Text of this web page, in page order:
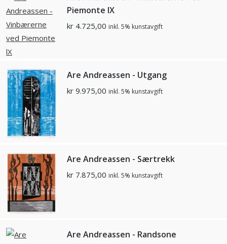
Piemonte lX
kr 4.725,00 inkl. 5% kunstavgift
Are Andreassen - Utgang
kr 9.975,00 inkl. 5% kunstavgift
Are Andreassen - Særtrekk
kr 7.875,00 inkl. 5% kunstavgift
Are Andreassen - Randsone